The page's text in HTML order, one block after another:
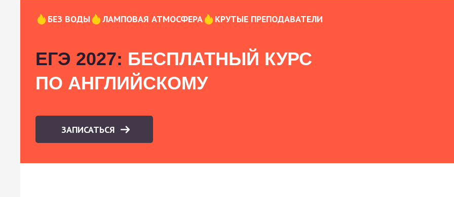
БЕЗ ВОДЫ ЛАМПОВАЯ АТМОСФЕРА КРУТЫЕ ПРЕПОДАВАТЕЛИ
ЕГЭ 2027: БЕСПЛАТНЫЙ КУРС
ПО АНГЛИЙСКОМУ
ЗАПИСАТЬСЯ